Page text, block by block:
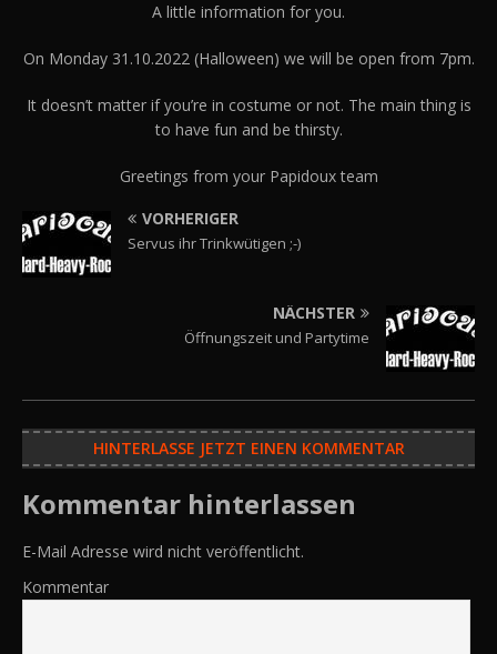
A little information for you.
On Monday 31.10.2022 (Halloween) we will be open from 7pm.
It doesn’t matter if you’re in costume or not. The main thing is
to have fun and be thirsty.
Greetings from your Papidoux team
VORHERIGER
Servus ihr Trinkwütigen ;-)
NÄCHSTER
Öffnungszeit und Partytime
HINTERLASSE JETZT EINEN KOMMENTAR
Kommentar hinterlassen
E-Mail Adresse wird nicht veröffentlicht.
Kommentar